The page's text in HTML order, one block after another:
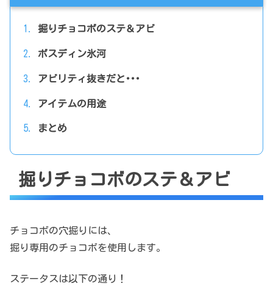
掘りチョコボのステ＆アビ
ボスディン氷河
アビリティ抜きだと･･･
アイテムの用途
まとめ
掘りチョコボのステ＆アビ
チョコボの穴掘りには、
掘り専用のチョコボを使用します。
ステータスは以下の通り！